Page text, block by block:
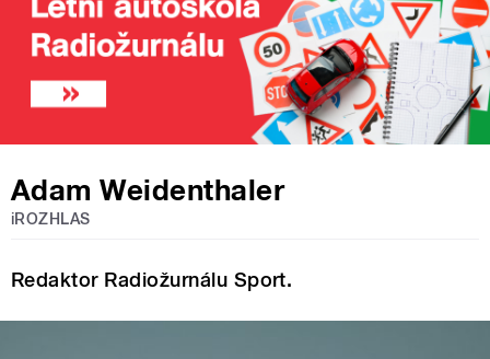
Adam Weidenthaler
iROZHLAS
Redaktor Radiožurnálu Sport.